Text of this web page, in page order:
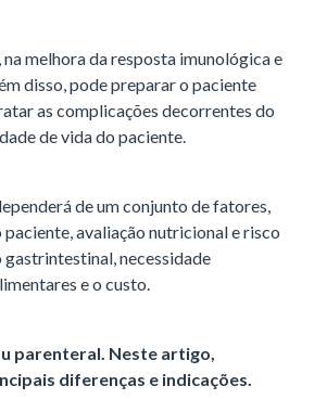
melhora da resposta imunológica e
disso, pode preparar o paciente
as complicações decorrentes do
de vida do paciente.
de um conjunto de fatores,
avaliação nutricional e risco
necessidade
e o custo.
parenteral. Neste artigo,
diferenças e indicações.